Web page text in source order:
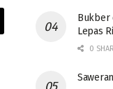
Bukber
Lepas
0
Saweran